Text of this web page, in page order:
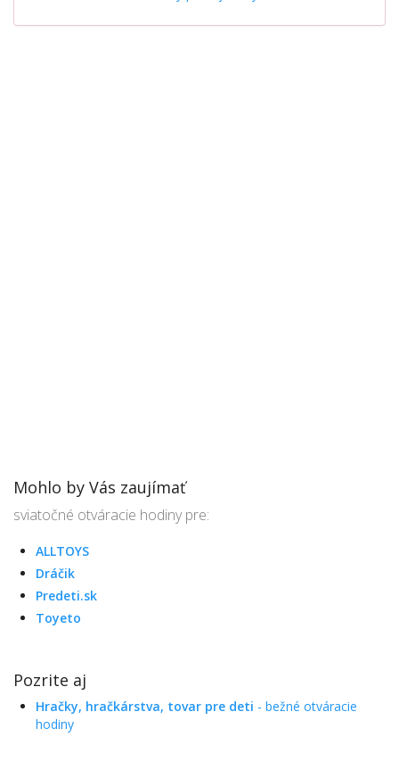
Mohlo by Vás zaujímať
sviatočné otváracie hodiny pre:
ALLTOYS
Dráčik
Predeti.sk
Toyeto
Pozrite aj
Hračky, hračkárstva, tovar pre deti - bežné otváracie
hodiny